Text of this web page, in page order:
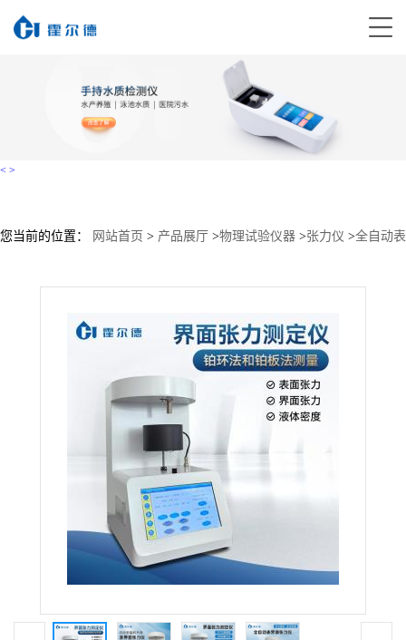
< >
您当前的位置： 网站首页 > 产品展厅 >物理试验仪器 >张力仪 >全自动表